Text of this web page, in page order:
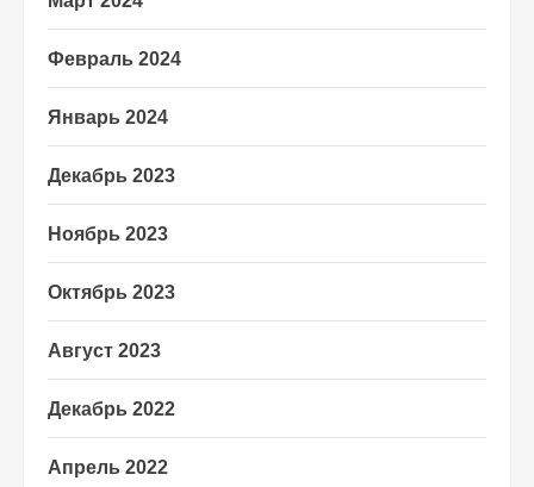
Февраль 2024
Январь 2024
Декабрь 2023
Ноябрь 2023
Октябрь 2023
Август 2023
Декабрь 2022
Апрель 2022